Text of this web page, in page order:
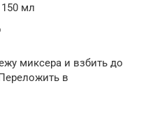
мл
миксера и взбить до
в